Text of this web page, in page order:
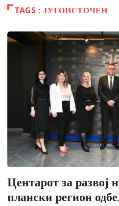
TAGS : ЈУГОИСТОЧЕН
Центарот за развој
плански регион